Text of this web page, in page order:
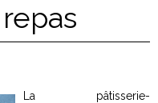
La pâtisserie-